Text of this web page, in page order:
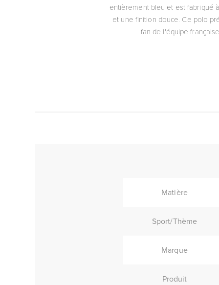
entièrement bleu et est fabriqué
et une finition douce. Ce polo
fan de l'équipe
Matière
Sport/Thème
Marque
Produit